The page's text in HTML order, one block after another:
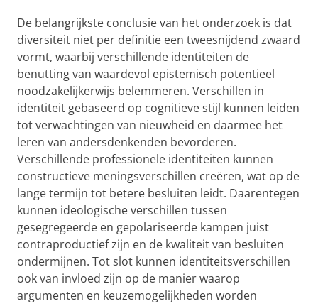
De belangrijkste conclusie van het onderzoek is dat
diversiteit niet per definitie een tweesnijdend zwaard
vormt, waarbij verschillende identiteiten de
benutting van waardevol epistemisch potentieel
noodzakelijkerwijs belemmeren. Verschillen in
identiteit gebaseerd op cognitieve stijl kunnen leiden
tot verwachtingen van nieuwheid en daarmee het
leren van andersdenkenden bevorderen.
Verschillende professionele identiteiten kunnen
constructieve meningsverschillen creëren, wat op de
lange termijn tot betere besluiten leidt. Daarentegen
kunnen ideologische verschillen tussen
gesegregeerde en gepolariseerde kampen juist
contraproductief zijn en de kwaliteit van besluiten
ondermijnen. Tot slot kunnen identiteitsverschillen
ook van invloed zijn op de manier waarop
argumenten en keuzemogelijkheden worden